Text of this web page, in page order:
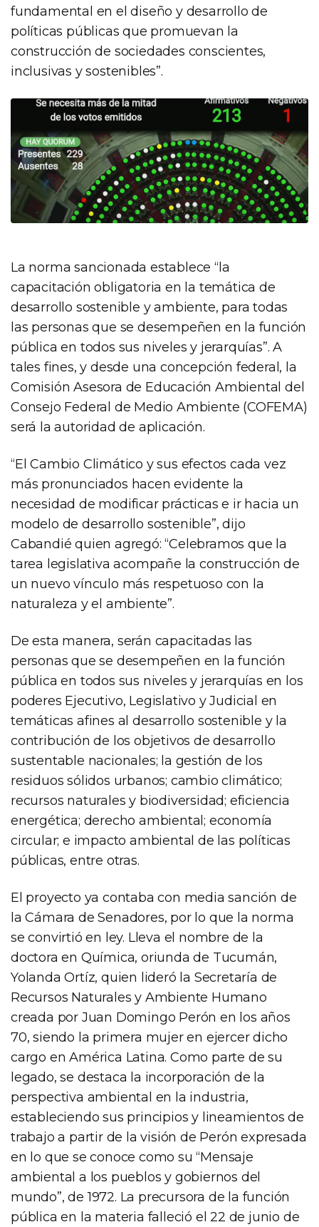
fundamental en el diseño y desarrollo de
políticas públicas que promuevan la
construcción de sociedades conscientes,
inclusivas y sostenibles”.
La norma sancionada establece “la
capacitación obligatoria en la temática de
desarrollo sostenible y ambiente, para todas
las personas que se desempeñen en la función
pública en todos sus niveles y jerarquías”. A
tales fines, y desde una concepción federal, la
Comisión Asesora de Educación Ambiental del
Consejo Federal de Medio Ambiente (COFEMA)
será la autoridad de aplicación.
“El Cambio Climático y sus efectos cada vez
más pronunciados hacen evidente la
necesidad de modificar prácticas e ir hacia un
modelo de desarrollo sostenible”, dijo
Cabandié quien agregó: “Celebramos que la
tarea legislativa acompañe la construcción de
un nuevo vínculo más respetuoso con la
naturaleza y el ambiente”.
De esta manera, serán capacitadas las
personas que se desempeñen en la función
pública en todos sus niveles y jerarquías en los
poderes Ejecutivo, Legislativo y Judicial en
temáticas afines al desarrollo sostenible y la
contribución de los objetivos de desarrollo
sustentable nacionales; la gestión de los
residuos sólidos urbanos; cambio climático;
recursos naturales y biodiversidad; eficiencia
energética; derecho ambiental; economía
circular; e impacto ambiental de las políticas
públicas, entre otras.
El proyecto ya contaba con media sanción de
la Cámara de Senadores, por lo que la norma
se convirtió en ley. Lleva el nombre de la
doctora en Química, oriunda de Tucumán,
Yolanda Ortíz, quien lideró la Secretaría de
Recursos Naturales y Ambiente Humano
creada por Juan Domingo Perón en los años
70, siendo la primera mujer en ejercer dicho
cargo en América Latina. Como parte de su
legado, se destaca la incorporación de la
perspectiva ambiental en la industria,
estableciendo sus principios y lineamientos de
trabajo a partir de la visión de Perón expresada
en lo que se conoce como su “Mensaje
ambiental a los pueblos y gobiernos del
mundo”, de 1972. La precursora de la función
pública en la materia falleció el 22 de junio de